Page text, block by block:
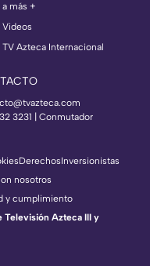
a más +
Videos
TV Azteca Internacional
3231 | Conmutador
DerechosInversionistas
nosotros
y cumplimiento
Televisión Azteca III y